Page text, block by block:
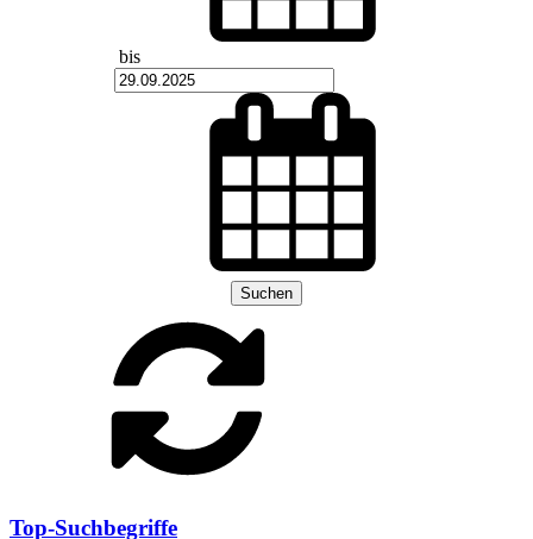
bis
Suchen
Top-Suchbegriffe